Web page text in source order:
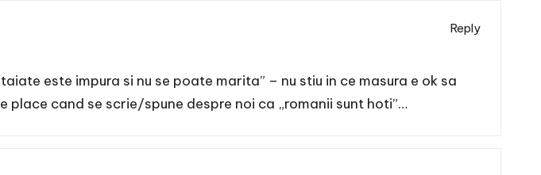
Reply
este impura si nu se poate marita” – nu stiu in ce masura e ok sa
place cand se scrie/spune despre noi ca „romanii sunt hoti”…